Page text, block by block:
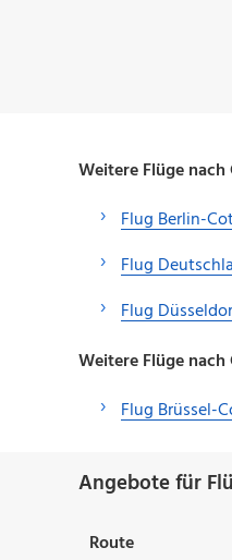
Weitere Flüge
Flug Berlin-
Flug
Flug
Weitere Flüge
Flug Brüssel-
Angebote für
Route